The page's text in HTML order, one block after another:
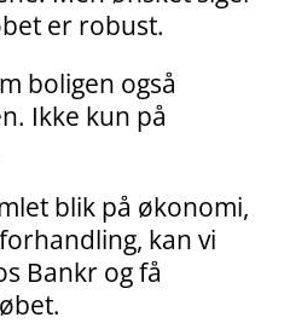
er robust.
boligen også
Ikke kun på
blik på økonomi,
kan vi
Bankr og få